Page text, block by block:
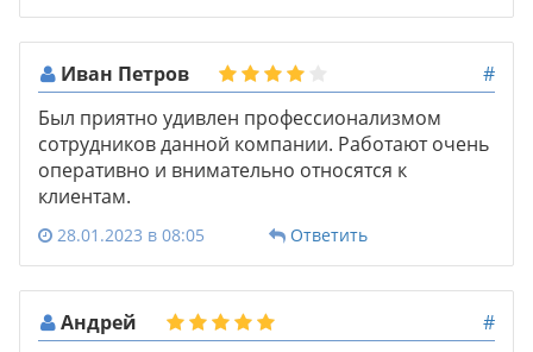
Иван Петров
#
Был приятно удивлен профессионализмом
сотрудников данной компании. Работают очень
оперативно и внимательно относятся к
клиентам.
28.01.2023 в 08:05 Ответить
Андрей
#